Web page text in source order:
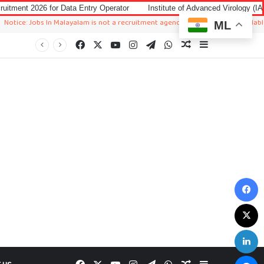
Entry Operator Institute of Advanced Virology (IAV) Notification
In Malayalam is not a recruitment agency. We just sharing available job in
Facebook YouTubeInstagramTelegramWhatsAppRandom Article
ML